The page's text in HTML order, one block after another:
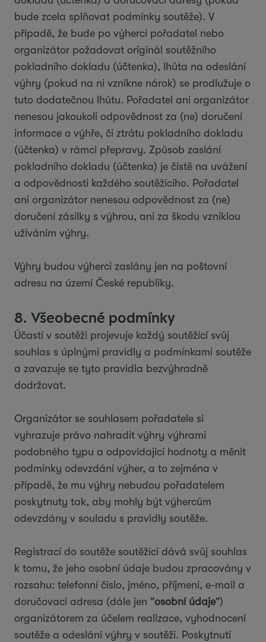
bude zcela splňovat podmínky soutěže). V
případě, že bude po výherci pořadatel nebo
organizátor požadovat originál soutěžního
pokladního dokladu (účtenka), lhůta na odeslání
výhry (pokud na ni vznikne nárok) se prodlužuje o
tuto dodatečnou lhůtu. Pořadatel ani organizátor
nenesou jakoukoli odpovědnost za (ne) doručení
informace o výhře, či ztrátu pokladního dokladu
(účtenka) v rámci přepravy. Způsob zaslání
pokladního dokladu (účtenka) je čistě na uvážení
a odpovědnosti každého soutěžícího. Pořadatel
ani organizátor nenesou odpovědnost za (ne)
doručení zásilky s výhrou, ani za škodu vzniklou
užíváním výhry.
Výhry budou výherci zaslány jen na poštovní
adresu na území České republiky.
8. Všeobecné podmínky
Účastí v soutěži projevuje každý soutěžící svůj
souhlas s úplnými pravidly a podmínkami soutěže
a zavazuje se tyto pravidla bezvýhradně
dodržovat.
Organizátor se souhlasem pořadatele si
vyhrazuje právo nahradit výhry výhrami
podobného typu a odpovídající hodnoty a měnit
podmínky odevzdání výher, a to zejména v
případě, že mu výhry nebudou pořadatelem
poskytnuty tak, aby mohly být výhercům
odevzdány v souladu s pravidly soutěže.
Registrací do soutěže soutěžící dává svůj souhlas
k tomu, že jeho osobní údaje budou zpracovány v
rozsahu: telefonní číslo, jméno, příjmení, e-mail a
doručovací adresa (dále jen "osobní údaje")
organizátorem za účelem realizace, vyhodnocení
soutěže a odeslání výhry v soutěži. Poskytnutí